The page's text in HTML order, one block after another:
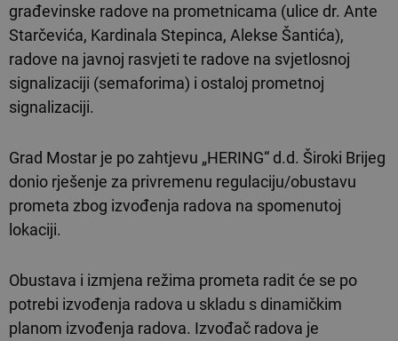
građevinske radove na prometnicama (ulice dr. Ante
Starčevića, Kardinala Stepinca, Alekse Šantića),
radove na javnoj rasvjeti te radove na svjetlosnoj
signalizaciji (semaforima) i ostaloj prometnoj
signalizaciji.
Grad Mostar je po zahtjevu „HERING“ d.d. Široki Brijeg
donio rješenje za privremenu regulaciju/obustavu
prometa zbog izvođenja radova na spomenutoj
lokaciji.
Obustava i izmjena režima prometa radit će se po
potrebi izvođenja radova u skladu s dinamičkim
planom izvođenja radova. Izvođač radova je